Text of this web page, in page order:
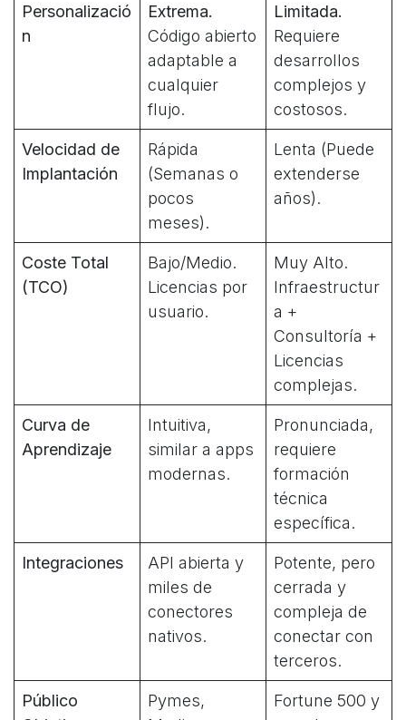
Personalizació
n
Extrema.
Código abierto
adaptable a
cualquier
flujo.
Limitada.
Requiere
desarrollos
complejos y
costosos.
Velocidad de
Implantación
Rápida
(Semanas o
pocos
meses).
Lenta (Puede
extenderse
años).
Coste Total
(TCO)
Bajo/Medio.
Licencias por
usuario.
Muy Alto.
Infraestructur
a +
Consultoría +
Licencias
complejas.
Curva de
Aprendizaje
Intuitiva,
similar a apps
modernas.
Pronunciada,
requiere
formación
técnica
específica.
Integraciones
API abierta y
miles de
conectores
nativos.
Potente, pero
cerrada y
compleja de
conectar con
terceros.
Público
Pymes,
Fortune 500 y